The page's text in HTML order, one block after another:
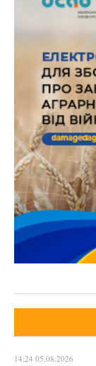
14:24 05.08.2026